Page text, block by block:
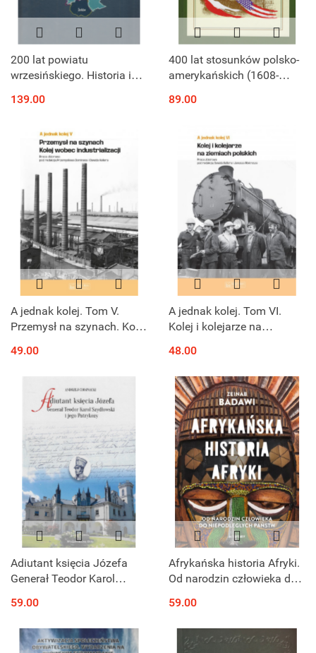
200 lat powiatu
wrzesińskiego. Historia i
139.00
400 lat stosunków polsko-
amerykańskich (1608-
89.00
A jednak kolej. Tom V.
Przemysł na szynach. Kolej
49.00
A jednak kolej. Tom VI.
Kolej i kolejarze na
48.00
Adiutant księcia Józefa
Generał Teodor Karol
Patrykozy
59.00
Afrykańska historia Afryki.
Od narodzin człowieka do
59.00